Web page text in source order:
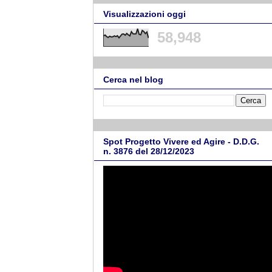
Visualizzazioni oggi
58,948
Cerca nel blog
Spot Progetto Vivere ed Agire - D.D.G.
n. 3876 del 28/12/2023